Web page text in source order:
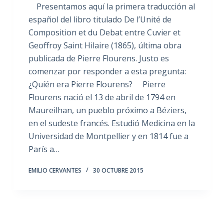
Presentamos aquí la primera traducción al
español del libro titulado De l’Unité de
Composition et du Debat entre Cuvier et
Geoffroy Saint Hilaire (1865), última obra
publicada de Pierre Flourens. Justo es
comenzar por responder a esta pregunta:
¿Quíén era Pierre Flourens? Pierre
Flourens nació el 13 de abril de 1794 en
Maureilhan, un pueblo próximo a Béziers,
en el sudeste francés. Estudió Medicina en la
Universidad de Montpellier y en 1814 fue a
París a…
EMILIO CERVANTES 30 OCTUBRE 2015